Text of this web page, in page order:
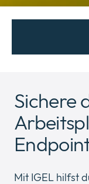
Newsroom
Rechtliches
Sichere
Mit IGEL hilfst